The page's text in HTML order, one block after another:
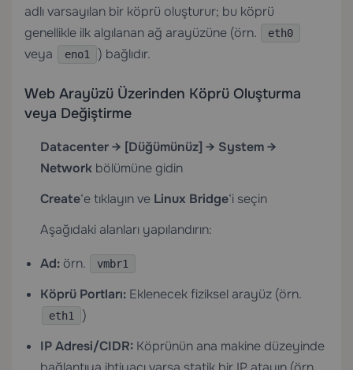
adlı varsayılan bir köprü oluşturur; bu köprü
genellikle ilk algılanan ağ arayüzüne (örn.
eth0
veya eno1 ) bağlıdır.
Web Arayüzü Üzerinden Köprü Oluşturma
veya Değiştirme
Datacenter → [Düğümünüz] → System →
Network bölümüne gidin
Create‘e tıklayın ve Linux Bridge‘i seçin
Aşağıdaki alanları yapılandırın:
Ad: örn. vmbr1
Köprü Portları: Eklenecek fiziksel arayüz (örn.
eth1
)
IP Adresi/CIDR: Köprünün ana makine düzeyinde